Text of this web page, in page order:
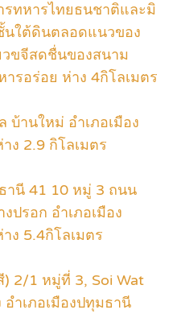
รทหารไทยธนชาติและมิ
นใต้ดินตลอดแนวของ
วขจีสดชื่นของสนาม
รอร่อย ห่าง 4กิโลเมตร
บ้านใหม่ อำเภอเมือง
ง 2.9 กิโลเมตร
านี 41 10 หมู่ 3 ถนน
ปรอก อำเภอเมือง
ง 5.4กิโลเมตร
) 2/1 หมู่ที่ 3, Soi Wat
ำเภอเมืองปทุมธานี